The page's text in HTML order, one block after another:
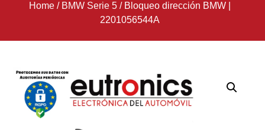
Home / BMW Serie 5 / Bloqueo dirección BMW |
2201056544A